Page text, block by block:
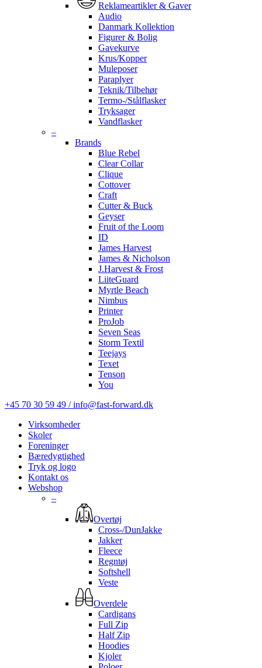
Reklameartikler & Gaver
Audio
Danmark Kollektion
Figurer & Bolig
Gavekurve
Krus/Kopper
Muleposer
Paraplyer
Teknik/Tilbehør
Termo-/Stålflasker
Tryksager
Vandflasker
–
Brands
Blue Rebel
Clear Collar
Clique
Cottover
Craft
Cutter & Buck
Geyser
Fruit of the Loom
ID
James Harvest
James & Nicholson
J.Harvest & Frost
LiiteGuard
Myrtle Beach
Nimbus
Printer
ProJob
Seven Seas
Storm Textil
Teejays
Texet
Tenson
You
+45 70 30 59 49 / info@fast-forward.dk
Virksomheder
Skoler
Foreninger
Bæredygtighed
Tryk og logo
Kontakt os
Webshop
–
Overtøj
Cross-/DunJakke
Jakker
Fleece
Regntøj
Softshell
Veste
Overdele
Cardigans
Full Zip
Half Zip
Hoodies
Kjoler